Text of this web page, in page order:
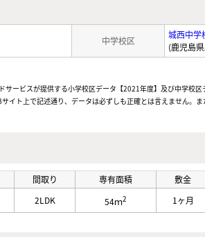
中学校区
城西中学
(鹿児島
ービスが提供する小学校区データ【2021年度】及び中学校
イト上で記述通り、データは必ずしも正確とは言えません。
間取り 専有面積 敷金
2LDK 54ｍ2 1ヶ月